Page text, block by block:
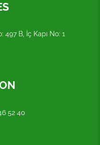
B, İç Kapı No: 1
52 40